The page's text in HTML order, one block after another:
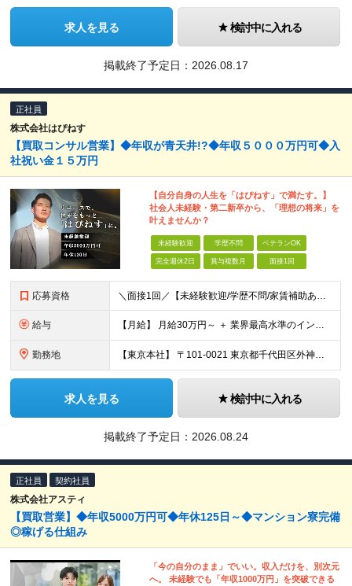
求人を見る 検討中に入れる
掲載終了予定日： 2026.08.17
正社員
株式会社はぴねす
【買取コンサル営業】◆年収が青天井!?◆年収５０００万円可◆入
社祝い金１５万円
【自分自身の人生を「はぴねす」で満たす。】
社会人未経験・第二新卒から、「理想の将来」を
叶えませんか？
未経験歓迎 学歴不問 ベテランOK
完全週休2日 賞与複数月 面接1回
応募資格 ＼面接1回／【未経験歓迎/学歴不問/家賃補助あり】 社会人デビューや、ここからのキャリアアップを実現したい方 人柄を重視した採用を行っています。 書類選考は厳格ではなく、面接は基本1回！ スピーディ
給与 【月給】 月給30万円～ ＋ 業界最高水準のインセンティブ ＋ 各種手当 「稼がせたい」という会社の想いから、還元率は粗利の10～28％に設定。 頑張りがそのまま月収に直結する、嘘のない給与体系です
勤務地 【東京本社】 〒101-0021 東京都千代田区外神田5-2-3 ┗最寄駅：御徒町駅／秋葉原駅 ┗受動喫煙対策：屋内禁煙 ■その他：神奈川県、埼玉県、千葉県や全国への出張もあり ※転居を伴う転勤は
求人を見る 検討中に入れる
掲載終了予定日： 2026.08.24
正社員 契約社員
株式会社アスティ
【買取営業】◆年収5000万円可◆年休125日～◆マンション寮完備
◎稼げる仕組み
「今の自分のまま」でいい。収入だけを、別次元
へ。 未経験でも「年収1000万円」を突破できる